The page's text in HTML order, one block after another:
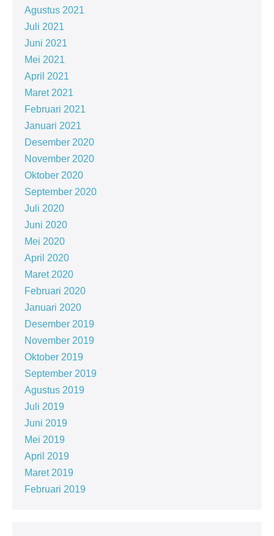
Agustus 2021
Juli 2021
Juni 2021
Mei 2021
April 2021
Maret 2021
Februari 2021
Januari 2021
Desember 2020
November 2020
Oktober 2020
September 2020
Juli 2020
Juni 2020
Mei 2020
April 2020
Maret 2020
Februari 2020
Januari 2020
Desember 2019
November 2019
Oktober 2019
September 2019
Agustus 2019
Juli 2019
Juni 2019
Mei 2019
April 2019
Maret 2019
Februari 2019